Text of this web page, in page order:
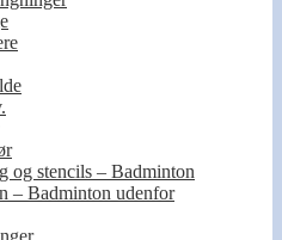
og stencils – Badminton
– Badminton udenfor